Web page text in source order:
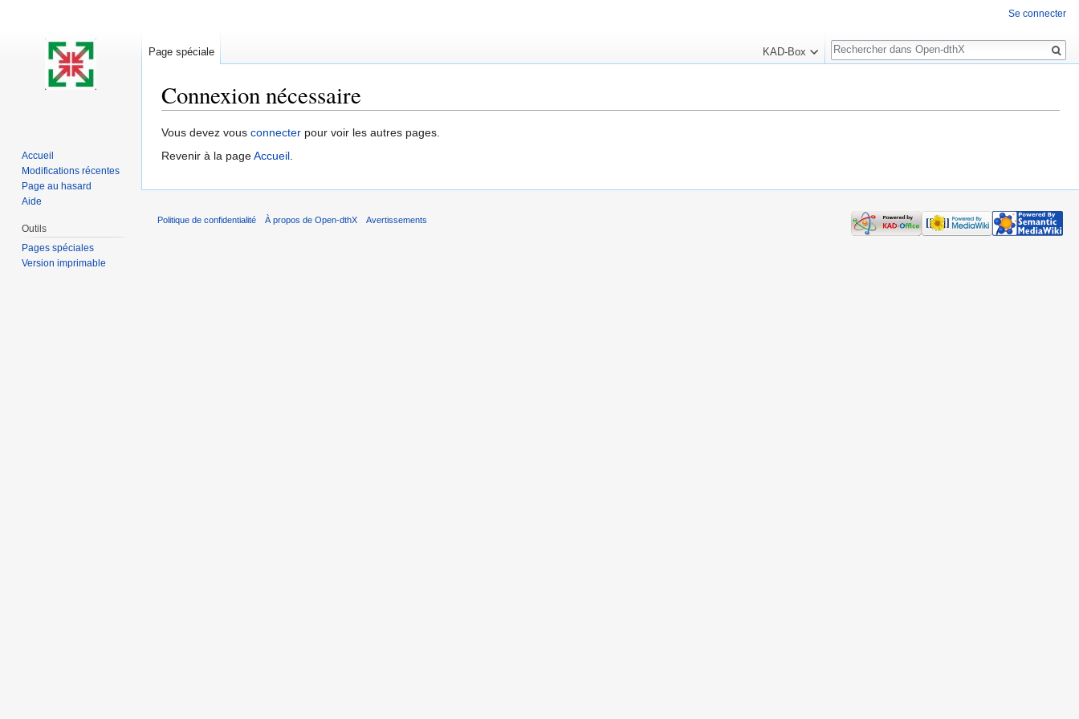
Connexion nécessaire
Vous devez vous connecter pour voir les autres pages.
Revenir à la pageAccueil.
Se connecter
Page spéciale KAD-Box
Rechercher
Accueil
Modifications récentes
Page au hasard
Aide
Outils
Pages spéciales
Version imprimable
Politique de confidentialité À propos de Open-dthX Avertissements